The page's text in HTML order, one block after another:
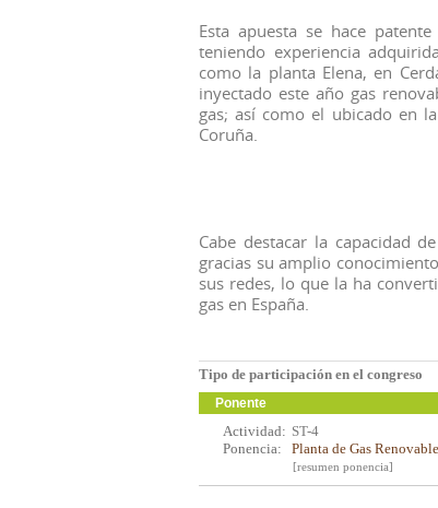
Esta apuesta se hace
teniendo experiencia
como la planta Elena, en
inyectado este año gas
gas; así como el ubicado en
Coruña.
Cabe destacar la capacidad
gracias su amplio
sus redes, lo que la ha
gas en España.
Tipo de participación en el congreso
Ponente
Actividad: ST-4
Ponencia:
Planta de Gas
[resumen ponencia]